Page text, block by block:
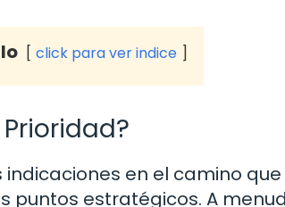
click para ver indice
en el camino
puntos estratégicos. A